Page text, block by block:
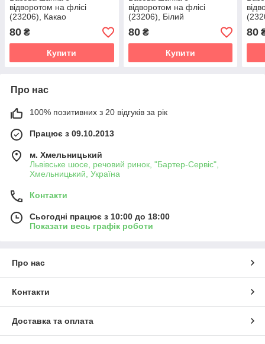
відворотом на флісі
(23206), Какао
80 ₴
Купити
відворотом на флісі
(23206), Білий
80₴
Купити
80
Про нас
100% позитивних з 20 відгуків за рік
Працює з 09.10.2013
м. Хмельницький
Львівське шосе, речовий ринок, "Бартер-Сервіс",
Хмельницький, Україна
Контакти
Сьогодні працює з 10:00 до 18:00
Показати весь графік роботи
Про нас
Контакти
Доставка та оплата